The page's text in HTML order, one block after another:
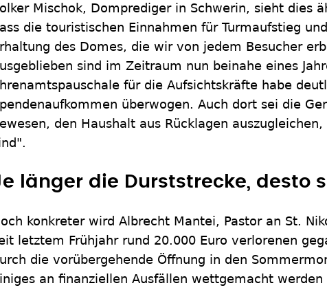
Mischok, Domprediger in Schwerin, sieht dies
die touristischen Einnahmen für Turmaufstieg
des Domes, die wir von jedem Besucher
sind im Zeitraum nun beinahe eines
für die Aufsichtskräfte habe
überwogen. Auch dort sei die
den Haushalt aus Rücklagen
länger die Durststrecke, desto
konkreter wird Albrecht Mantei, Pastor an St.
letztem Frühjahr rund 20.000 Euro verlorenen
die vorübergehende Öffnung in den
an finanziellen Ausfällen wettgemacht